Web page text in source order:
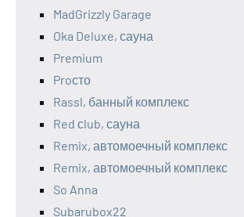
MadGrizzly Garage
Oka Deluxe, сауна
Premium
Proсто
Rassl, банный комплекс
Red сlub, сауна
Remix, автомоечный комплекс
Remix, автомоечный комплекс
So Anna
Subarubox22